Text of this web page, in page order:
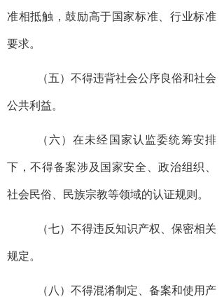
准相抵触，鼓励高于国家标准、行业标准
要求。
（五）不得违背社会公序良俗和社会
公共利益。
（六）在未经国家认监委统筹安排
下，不得备案涉及国家安全、政治组织、
社会民俗、民族宗教等领域的认证规则。
（七）不得违反知识产权、保密相关
规定。
（八）不得混淆制定、备案和使用产